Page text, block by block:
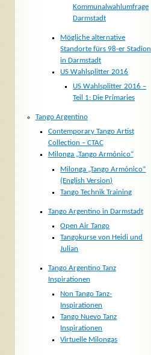
Kommunalwahlumfrage
Darmstadt
Mögliche alternative
Standorte fürs 98-er Stadion
in Darmstadt
US Wahlsplitter 2016
US Wahlsplitter 2016 –
Teil 1: Die Primaries
Tango Argentino
Contemporary Tango Artist
Collection – CTAC
Milonga „Tango Armónico“
Milonga „Tango Armónico“
(English Version)
Tango Technik Training
Tango Argentino in Darmstadt
Open Air Tango
Tangokurse von Heidi und
Julian
Tango Argentino Tanz
Inspirationen
Non Tango Tanz-
Inspirationen
Tango Nuevo Tanz
Inspirationen
Virtuelle Milongas